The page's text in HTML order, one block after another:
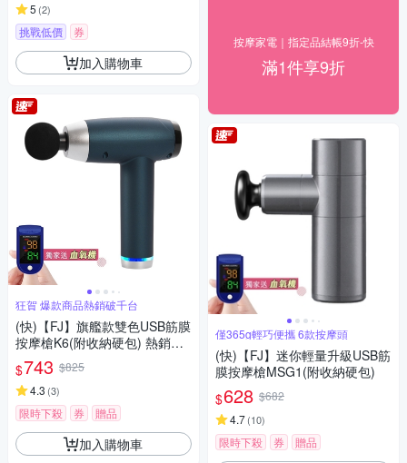
5 (2)
挑戰低價 券
加入購物車
狂賀 爆款商品熱銷破千台
(快)【FJ】旗艦款雙色USB筋膜
按摩槍K6(附收納硬包) 熱銷推
薦
$743 $825
4.3 (3)
限時下殺 券 贈品
加入購物車
按摩家電｜指定品結帳9折-快
滿1件享9折
僅365g輕巧便攜 6款按摩頭
(快)【FJ】迷你輕量升級USB筋
膜按摩槍MSG1(附收納硬包)
$628 $682
4.7(10)
限時下殺 券 贈品